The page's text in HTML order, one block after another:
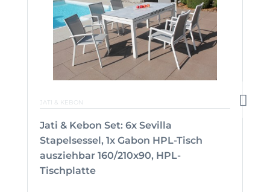
JATI & KEBON
Jati & Kebon Set: 6x Sevilla
Stapelsessel, 1x Gabon HPL-Tisch
ausziehbar 160/210x90, HPL-
Tischplatte